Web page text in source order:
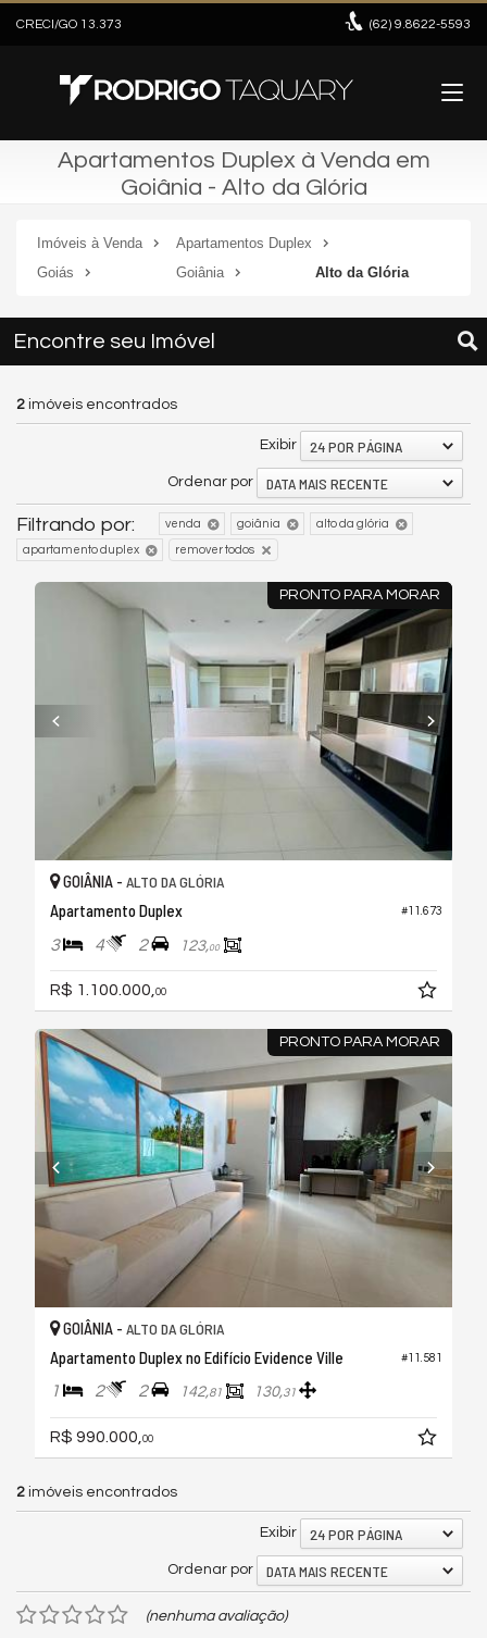
CRECI/GO 13.373 (62) 9.8622-5593
Apartamentos Duplex à Venda em
Goiânia - Alto da Glória
Imóveis à Venda
Apartamentos Duplex
Goiás
Goiânia Alto da Glória
Encontre seu Imóvel
2 imóveis encontrados
Exibir 24 POR PÁGINA
Ordenar por DATA MAIS RECENTE
Filtrando por: venda goiânia alto da glória
apartamento duplex remover todos
PRONTO PARA MORAR
#11.673
GOIÂNIA - ALTO DA GLÓRIA
Apartamento Duplex
3 4 2 123,00
R$ 1.100.000, 00
PRONTO PARA MORAR
#11.581
GOIÂNIA - ALTO DA GLÓRIA
Apartamento Duplex no Edifício Evidence Ville
1 2 2 142,81 130,31
R$ 990.000,00
2 imóveis encontrados
Exibir 24 POR PÁGINA
Ordenar por DATA MAIS RECENTE
(nenhuma avaliação)